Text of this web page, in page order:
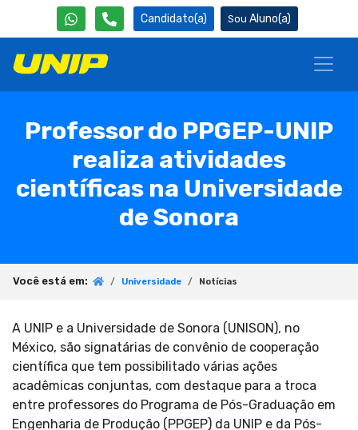
Candidato(a) Aluno(a)
Professor do PPGEP-UNIP
realiza atividades
científicas na Universidade
de Sonora
Você está em: Universidade Notícias
A UNIP e a Universidade de Sonora (UNISON), no
México, são signatárias de convênio de cooperação
científica que tem possibilitado várias ações
acadêmicas conjuntas, com destaque para a troca
entre professores do Programa de Pós-Graduação em
Engenharia de Produção (PPGEP) da UNIP e da Pós-